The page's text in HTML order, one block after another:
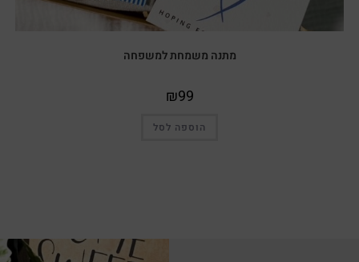
מתנה משמחת למשפחה
₪99
הוספה לסל